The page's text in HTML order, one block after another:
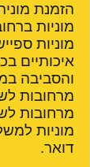
הזמנת
מוניות
מוניות
איכותיים
והסביבה
מרחובות
מרחובות
מוניות
דואר.